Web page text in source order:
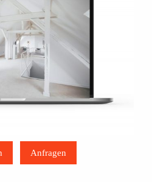
Anfragen